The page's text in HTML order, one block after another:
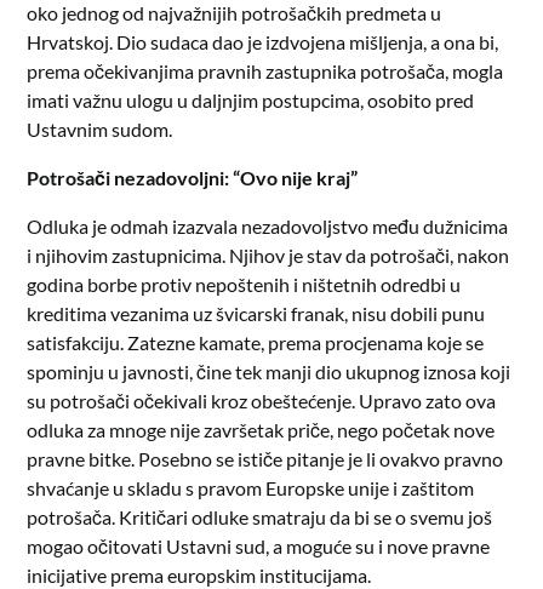
oko jednog od najvažnijih potrošačkih predmeta u
Hrvatskoj. Dio sudaca dao je izdvojena mišljenja, a ona bi,
prema očekivanjima pravnih zastupnika potrošača, mogla
imati važnu ulogu u daljnjim postupcima, osobito pred
Ustavnim sudom.
Potrošači nezadovoljni: “Ovo nije kraj”
Odluka je odmah izazvala nezadovoljstvo među dužnicima
i njihovim zastupnicima. Njihov je stav da potrošači, nakon
godina borbe protiv nepoštenih i ništetnih odredbi u
kreditima vezanima uz švicarski franak, nisu dobili punu
satisfakciju. Zatezne kamate, prema procjenama koje se
spominju u javnosti, čine tek manji dio ukupnog iznosa koji
su potrošači očekivali kroz obeštećenje. Upravo zato ova
odluka za mnoge nije završetak priče, nego početak nove
pravne bitke. Posebno se ističe pitanje je li ovakvo pravno
shvaćanje u skladu s pravom Europske unije i zaštitom
potrošača. Kritičari odluke smatraju da bi se o svemu još
mogao očitovati Ustavni sud, a moguće su i nove pravne
inicijative prema europskim institucijama.